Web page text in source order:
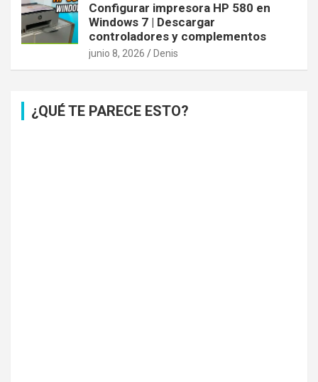
Configurar impresora HP 580 en
Windows 7 | Descargar
controladores y complementos
junio 8, 2026 Denis
¿QUÉ TE PARECE ESTO?